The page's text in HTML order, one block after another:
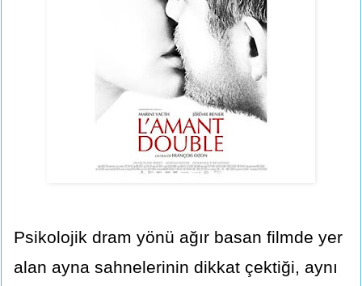
Psikolojik dram yönü ağır basan filmde yer
alan ayna sahnelerinin dikkat çektiği, aynı